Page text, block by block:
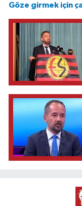
Göze girmek için